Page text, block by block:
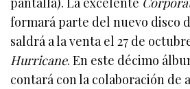
formará parte del nuevo disco
saldrá a la venta el 27 de
Hurricane. En este décimo
contará con la colaboración de